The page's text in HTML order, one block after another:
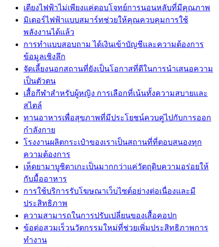
เตียงไฟฟ้าไม่เพียงแค่ตอบโจทย์การนอนหลับที่มีคุณภาพ
มิเตอร์ไฟฟ้าแบบสมาร์ทช่วยให้คุณควบคุมการใช้
พลังงานได้แล้ว
การทำแบบสอบถาม ได้เงินเข้าบัญชีและความต้องการ
ข้อมูลเชิงลึก
จัดเลี้ยงนอกสถานที่ยังเป็นโอกาสที่ดีในการนำเสนอความ
เป็นตัวตน
เสื้อกีฬาสำหรับผู้หญิง การเลือกที่เน้นทั้งความสบายและ
สไตล์
ทานอาหารเพื่อสุขภาพที่มีประโยชน์ควบคู่ไปกับการออก
กำลังกาย
โรงงานผลิตกระเป๋าของเราเป็นสถานที่ที่ตอบสนองทุก
ความต้องการ
เห็ดยามาบูชิตาเกะเป็นมากกว่าแค่วัตถุดิบความอร่อยให้
กับมื้ออาหาร
การใช้บริการรับโฆษณาเว็บไซต์อย่างต่อเนื่องและมี
ประสิทธิภาพ
ความสามารถในการปรับเปลี่ยนของเสื้อคอปก
ข้อต่อสวมเร็วนวัตกรรมใหม่ที่ช่วยเพิ่มประสิทธิภาพการ
ทำงาน